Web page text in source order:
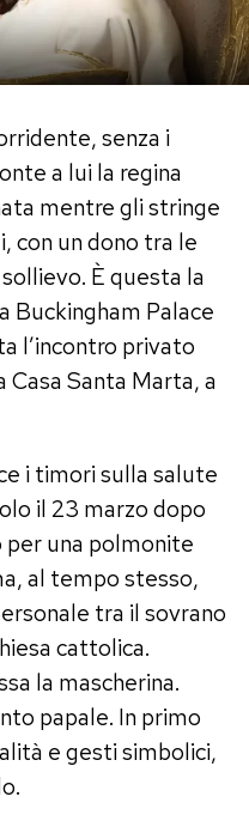
senza i
a lui la regina
mentre gli stringe
con un dono tra le
È questa la
Palace
l’incontro privato
Santa Marta, a
i timori sulla salute
il 23 marzo dopo
una polmonite
al tempo stesso,
tra il sovrano
cattolica.
la mascherina.
papale. In primo
e gesti simbolici,